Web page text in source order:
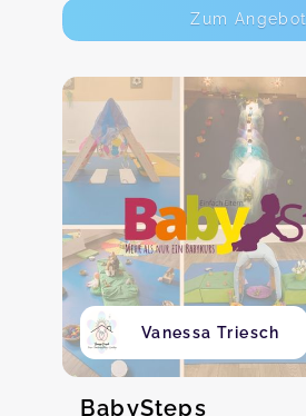
Zum Angebot
Vanessa Triesch
BabySteps